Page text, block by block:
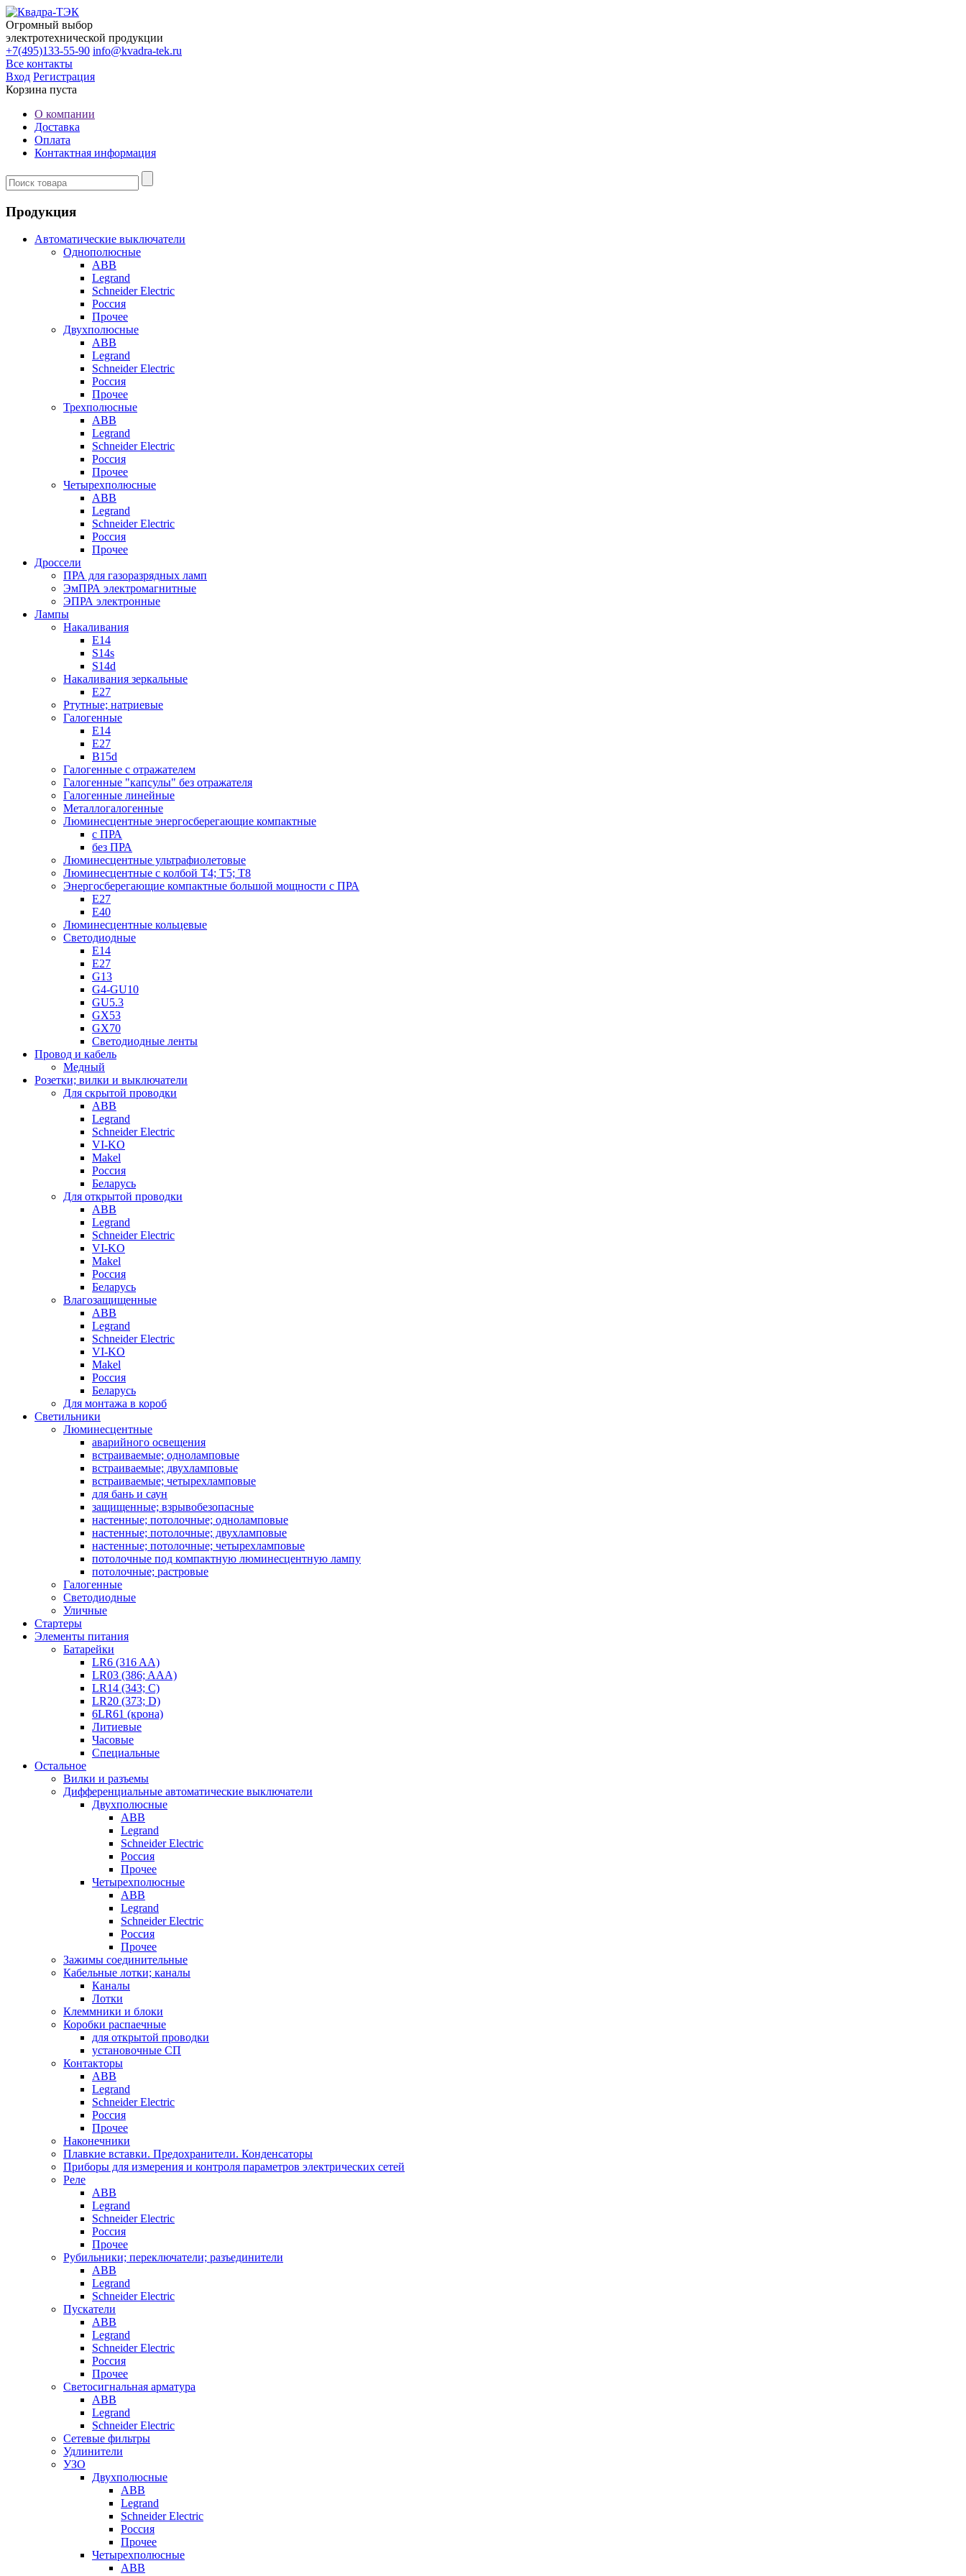
Огромный выбор
электротехнической продукции
+7(495)133-55-90 info@kvadra-tek.ru
Все контакты
Вход Регистрация
Корзина пуста
О компании
Доставка
Оплата
Контактная информация
Продукция
Автоматические выключатели
Однополюсные
ABB
Legrand
Schneider Electric
Россия
Прочее
Двухполюсные
ABB
Legrand
Schneider Electric
Россия
Прочее
Трехполюсные
ABB
Legrand
Schneider Electric
Россия
Прочее
Четырехполюсные
ABB
Legrand
Schneider Electric
Россия
Прочее
Дроссели
ПРА для газоразрядных ламп
ЭмПРА электромагнитные
ЭПРА электронные
Лампы
Накаливания
Е14
S14s
S14d
Накаливания зеркальные
Е27
Ртутные; натриевые
Галогенные
Е14
Е27
B15d
Галогенные с отражателем
Галогенные "капсулы" без отражателя
Галогенные линейные
Металлогалогенные
Люминесцентные энергосберегающие компактные
с ПРА
без ПРА
Люминесцентные ультрафиолетовые
Люминесцентные с колбой Т4; Т5; T8
Энергосберегающие компактные большой мощности с ПРА
Е27
Е40
Люминесцентные кольцевые
Светодиодные
Е14
Е27
G13
G4-GU10
GU5.3
GX53
GX70
Светодиодные ленты
Провод и кабель
Медный
Розетки; вилки и выключатели
Для скрытой проводки
ABB
Legrand
Schneider Electric
VI-KO
Makel
Россия
Беларусь
Для открытой проводки
ABB
Legrand
Schneider Electric
VI-KO
Makel
Россия
Беларусь
Влагозащищенные
ABB
Legrand
Schneider Electric
VI-KO
Makel
Россия
Беларусь
Для монтажа в короб
Светильники
Люминесцентные
аварийного освещения
встраиваемые; одноламповые
встраиваемые; двухламповые
встраиваемые; четырехламповые
для бань и саун
защищенные; взрывобезопасные
настенные; потолочные; одноламповые
настенные; потолочные; двухламповые
настенные; потолочные; четырехламповые
потолочные под компактную люминесцентную лампу
потолочные; растровые
Галогенные
Светодиодные
Уличные
Стартеры
Элементы питания
Батарейки
LR6 (316 AA)
LR03 (386; AAA)
LR14 (343; C)
LR20 (373; D)
6LR61 (крона)
Литиевые
Часовые
Специальные
Остальное
Вилки и разъемы
Дифференциальные автоматические выключатели
Двухполюсные
ABB
Legrand
Schneider Electric
Россия
Прочее
Четырехполюсные
ABB
Legrand
Schneider Electric
Россия
Прочее
Зажимы соединительные
Кабельные лотки; каналы
Каналы
Лотки
Клеммники и блоки
Коробки распаечные
для открытой проводки
установочные СП
Контакторы
ABB
Legrand
Schneider Electric
Россия
Прочее
Наконечники
Плавкие вставки. Предохранители. Конденсаторы
Приборы для измерения и контроля параметров электрических сетей
Реле
ABB
Legrand
Schneider Electric
Россия
Прочее
Рубильники; переключатели; разъединители
ABB
Legrand
Schneider Electric
Пускатели
ABB
Legrand
Schneider Electric
Россия
Прочее
Светосигнальная арматура
ABB
Legrand
Schneider Electric
Сетевые фильтры
Удлинители
УЗО
Двухполюсные
ABB
Legrand
Schneider Electric
Россия
Прочее
Четырехполюсные
ABB